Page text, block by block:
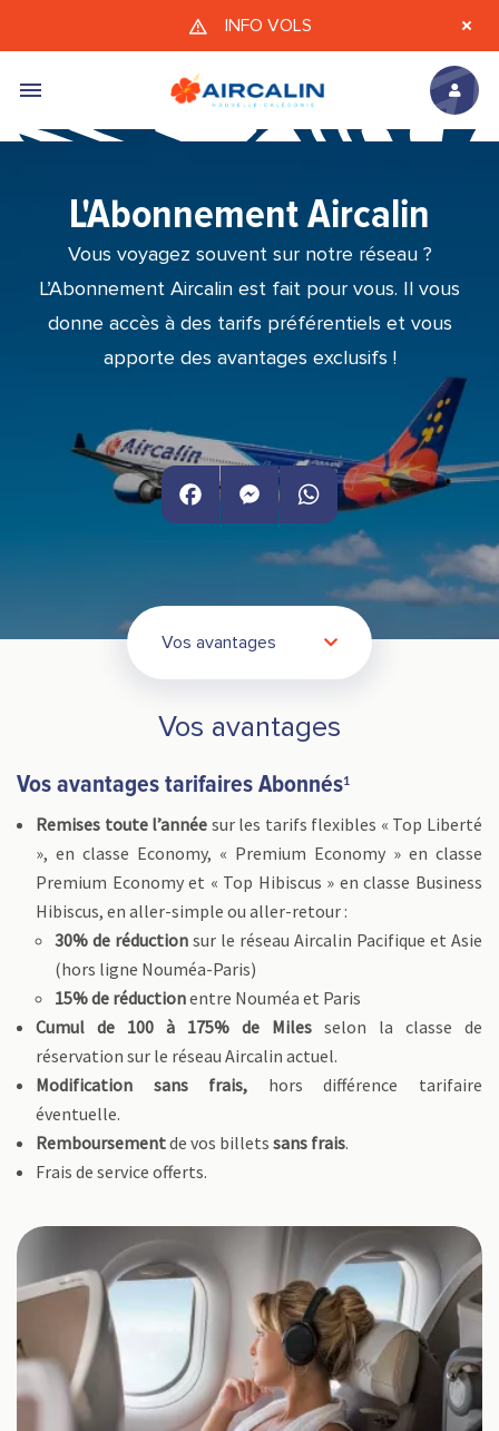
Aller au contenu principal
INFO VOLS
L'Abonnement Aircalin
Vous voyagez souvent sur notre réseau ?
L’Abonnement Aircalin est fait pour vous. Il vous
donne accès à des tarifs préférentiels et vous
apporte des avantages exclusifs !
MessengerWhatsApp
Vos avantages
Vos avantages
Vos avantages tarifaires Abonnés1
Remises toute l’année sur les tarifs flexibles « Top Liberté
», en classe Economy, « Premium Economy » en classe
Premium Economy et « Top Hibiscus » en classe Business
Hibiscus, en aller-simple ou aller-retour :
30% de réduction sur le réseau Aircalin Pacifique et Asie
(hors ligne Nouméa-Paris)
15% de réductionentre Nouméa et Paris
Cumul de 100 à 175% de Miles selon la classe de
réservation sur le réseau Aircalin actuel.
Modification sans frais, hors différence tarifaire
éventuelle.
Remboursementde vos billets sans frais.
Frais de service offerts.